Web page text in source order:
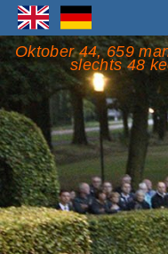
Oktober 44, 659
slechts 48